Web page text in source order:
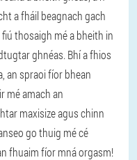
a fháil beagnach gach
thosaigh mé a bheith in
ghnéas. Bhí a fhios
an spraoi fíor bhean
mé amach an
maxisize agus chinn
go thuig mé cé
fhuaim fíor mná orgasm!